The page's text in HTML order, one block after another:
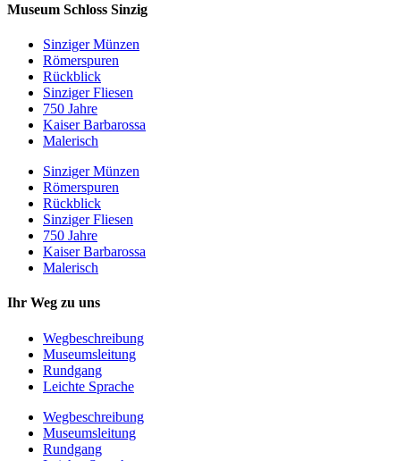
Museum Schloss Sinzig
Sinziger Münzen
Römerspuren
Rückblick
Sinziger Fliesen
750 Jahre
Kaiser Barbarossa
Malerisch
Sinziger Münzen
Römerspuren
Rückblick
Sinziger Fliesen
750 Jahre
Kaiser Barbarossa
Malerisch
Ihr Weg zu uns
Wegbeschreibung
Museumsleitung
Rundgang
Leichte Sprache
Wegbeschreibung
Museumsleitung
Rundgang